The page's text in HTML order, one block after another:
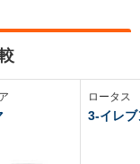
ロータス
3-イレブ